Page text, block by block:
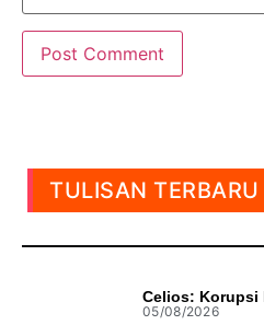
TULISAN TERBARU
Celios: Korupsi
05/08/2026